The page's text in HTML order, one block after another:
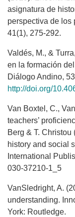
asignatura de
perspectiva de los
41(1), 275-292.
Valdés, M., &
en la formación
Diálogo Andino,
http://doi.org/
Van Boxtel, C.,
teachers’
Berg & T.
history and social
International
030-37210-1_5
VanSledright, A.
understanding.
York: Routledge.